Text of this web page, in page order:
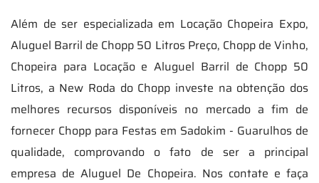
Além de ser especializada em Locação Chopeira Expo,
Aluguel Barril de Chopp 50 Litros Preço, Chopp de Vinho,
Chopeira para Locação e Aluguel Barril de Chopp 50
Litros, a New Roda do Chopp investe na obtenção dos
melhores recursos disponíveis no mercado a fim de
fornecer Chopp para Festas em Sadokim - Guarulhos de
qualidade, comprovando o fato de ser a principal
empresa de Aluguel De Chopeira. Nos contate e faça